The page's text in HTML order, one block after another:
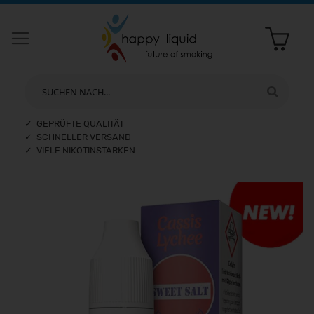
SUCHEN NACH...
✓ GEPRÜFTE QUALITÄT
✓ SCHNELLER VERSAND
✓ VIELE NIKOTINSTÄRKEN